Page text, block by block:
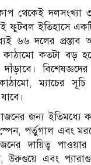
থেকেই
ফুটবল ইতিহাসে
৬৬ দলের প্রস্তাব
কাঠামো কতটা বড়
কাঠামো, ম্যাচের
জন্য ইতিমধ্যে
পর্তুগাল এবং
দায়িত্ব পাওয়ার
উরুগুয়ে এবং